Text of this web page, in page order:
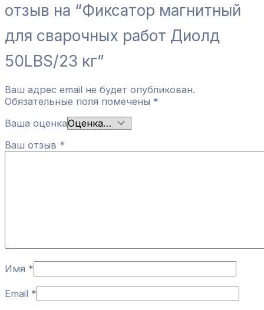
отзыв на “Фиксатор магнитный
для сварочных работ Диолд
50LBS/23 кг”
Ваш адрес email не будет опубликован.
Обязательные поля помечены *
Ваша оценка
Ваш отзыв *
Имя *
Email *